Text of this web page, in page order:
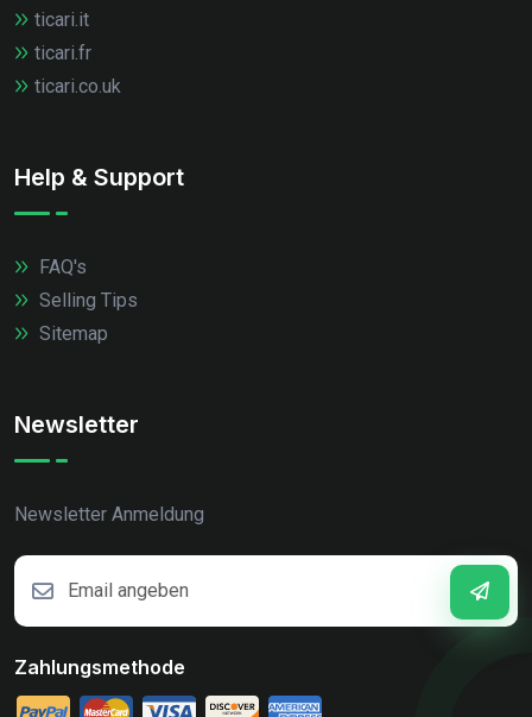
ticari.it
ticari.fr
ticari.co.uk
Help & Support
FAQ's
Selling Tips
Sitemap
Newsletter
Newsletter Anmeldung
Zahlungsmethode